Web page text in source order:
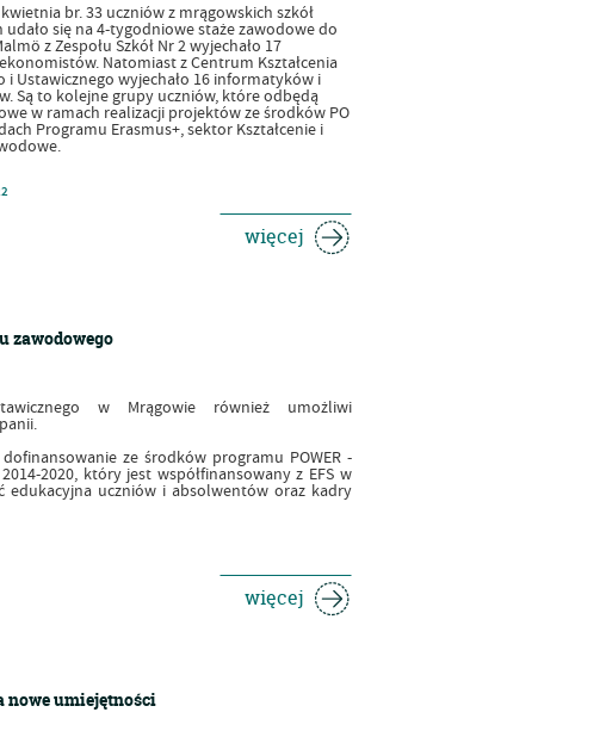
br. 33 uczniów z mrągowskich szkół
się na 4-tygodniowe staże zawodowe do
z Zespołu Szkół Nr 2 wyjechało 17
Natomiast z Centrum Kształcenia
i Ustawicznego wyjechało 16 informatyków i
Są to kolejne grupy uczniów, które odbędą
w ramach realizacji projektów ze środków PO
Programu Erasmus+, sektor Kształcenie i
więcej
zawodowego
w Mrągowie również umożliwi
ze środków programu POWER -
2020, który jest współfinansowany z EFS w
edukacyjna uczniów i absolwentów oraz kadry
więcej
nowe umiejętności